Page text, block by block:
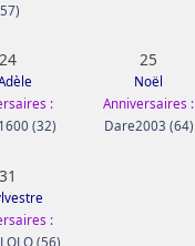
24
:
(32)
25
Noël
Anniversaires :
Dare2003 (64)
31
:
(56)